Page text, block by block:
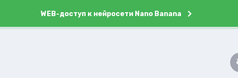
WEB-доступ к нейросети Nano Banana